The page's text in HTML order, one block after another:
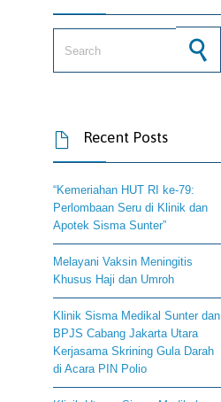
 Recent Posts
“Kemeriahan HUT RI ke-79:
Perlombaan Seru di Klinik dan
Apotek Sisma Sunter”
Melayani Vaksin Meningitis
Khusus Haji dan Umroh
Klinik Sisma Medikal Sunter dan
BPJS Cabang Jakarta Utara
Kerjasama Skrining Gula Darah
di Acara PIN Polio